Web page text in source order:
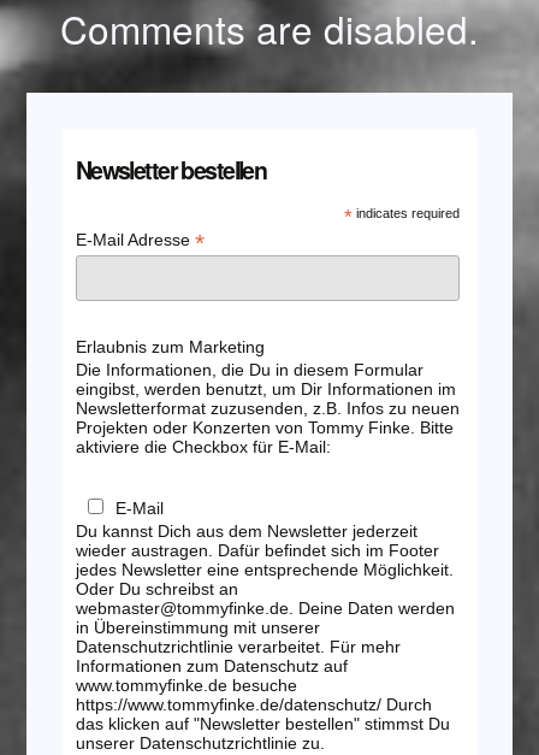
Comments are disabled.
Newsletter bestellen
* indicates required
E-Mail Adresse *
Erlaubnis zum Marketing
Die Informationen, die Du in diesem Formular
eingibst, werden benutzt, um Dir Informationen im
Newsletterformat zuzusenden, z.B. Infos zu neuen
Projekten oder Konzerten von Tommy Finke. Bitte
aktiviere die Checkbox für E-Mail:
E-Mail
Du kannst Dich aus dem Newsletter jederzeit
wieder austragen. Dafür befindet sich im Footer
jedes Newsletter eine entsprechende Möglichkeit.
Oder Du schreibst an
webmaster@tommyfinke.de. Deine Daten werden
in Übereinstimmung mit unserer
Datenschutzrichtlinie verarbeitet. Für mehr
Informationen zum Datenschutz auf
www.tommyfinke.de besuche
https://www.tommyfinke.de/datenschutz/ Durch
das klicken auf "Newsletter bestellen" stimmst Du
unserer Datenschutzrichtlinie zu.